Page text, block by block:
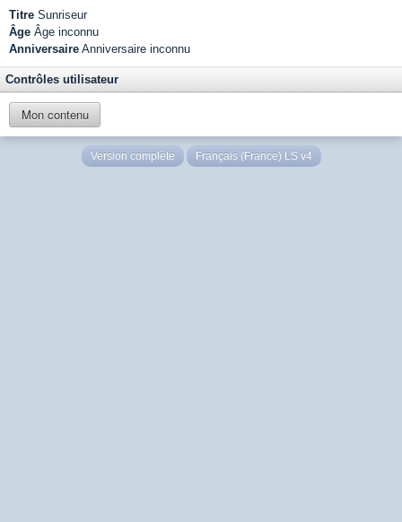
Titre Sunriseur
Âge Âge inconnu
Anniversaire Anniversaire inconnu
Contrôles utilisateur
Mon contenu
Version complète Français (France) LS v4